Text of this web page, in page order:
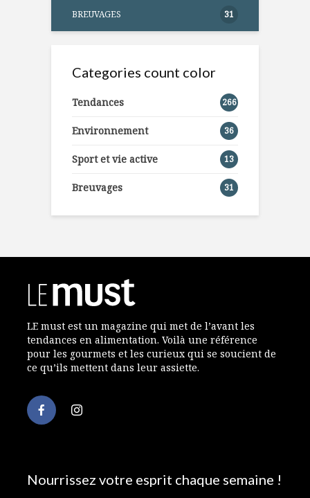
BREUVAGES 31
Categories count color
Tendances 266
Environnement 36
Sport et vie active 13
Breuvages 31
LE must est un magazine qui met de l’avant les
tendances en alimentation. Voilà une référence
pour les gourmets et les curieux qui se soucient de
ce qu’ils mettent dans leur assiette.
Nourrissez votre esprit chaque semaine !